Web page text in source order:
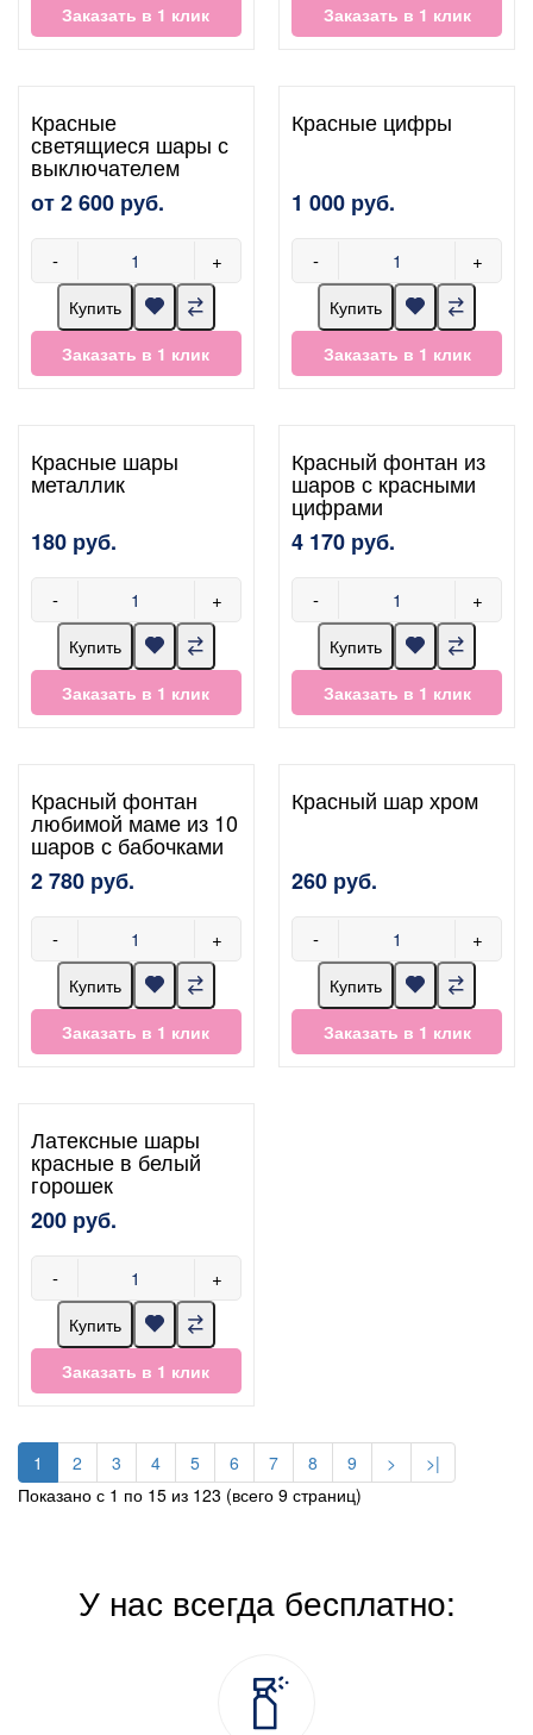
Заказать в 1 клик
Заказать в 1 клик
Красные
светящиеся шары с
выключателем
от 2 600 руб.
- +
Купить
Заказать в 1 клик
Красные цифры
1 000 руб.
- +
Купить
Заказать в 1 клик
Красные шары
металлик
180 руб.
- +
Купить
Заказать в 1 клик
Красный фонтан из
шаров с красными
цифрами
4 170 руб.
- +
Купить
Заказать в 1 клик
Красный фонтан
любимой маме из 10
шаров с бабочками
2 780 руб.
- +
Купить
Заказать в 1 клик
Красный шар хром
260 руб.
- +
Купить
Заказать в 1 клик
Латексные шары
красные в белый
горошек
200 руб.
- +
Купить
Заказать в 1 клик
1 2 3 4 5 6 7 8 9 >
>|
Показано с 1 по 15 из 123 (всего 9 страниц)
У нас всегда бесплатно: